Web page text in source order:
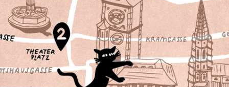
CHAT NOIR